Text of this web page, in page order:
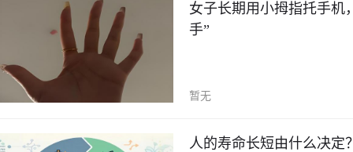
女子长期用小拇指托手机
手”
暂无
人的寿命长短由什么决定